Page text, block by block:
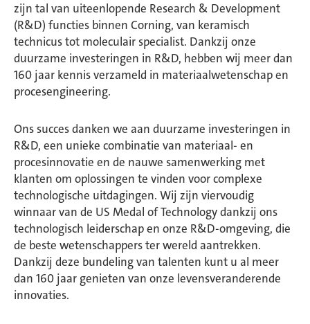
zijn tal van uiteenlopende Research & Development
(R&D) functies binnen Corning, van keramisch
technicus tot moleculair specialist. Dankzij onze
duurzame investeringen in R&D, hebben wij meer dan
160 jaar kennis verzameld in materiaalwetenschap en
procesengineering.
Ons succes danken we aan duurzame investeringen in
R&D, een unieke combinatie van materiaal- en
procesinnovatie en de nauwe samenwerking met
klanten om oplossingen te vinden voor complexe
technologische uitdagingen. Wij zijn viervoudig
winnaar van de US Medal of Technology dankzij ons
technologisch leiderschap en onze R&D-omgeving, die
de beste wetenschappers ter wereld aantrekken.
Dankzij deze bundeling van talenten kunt u al meer
dan 160 jaar genieten van onze levensveranderende
innovaties.